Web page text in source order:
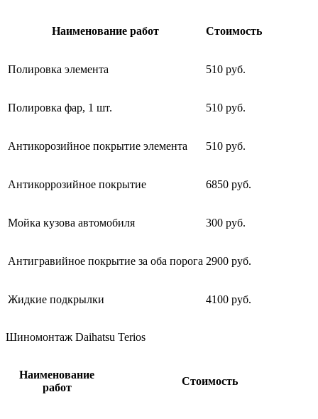
Наименование работ Стоимость
Полировка элемента 510 руб.
Полировка фар, 1 шт. 510 руб.
Антикорозийное покрытие элемента 510 руб.
Антикоррозийное покрытие 6850 руб.
Мойка кузова автомобиля 300 руб.
Антигравийное покрытие за оба порога 2900 руб.
Жидкие подкрылки 4100 руб.
Шиномонтаж Daihatsu Terios
Наименование
работ
Стоимость